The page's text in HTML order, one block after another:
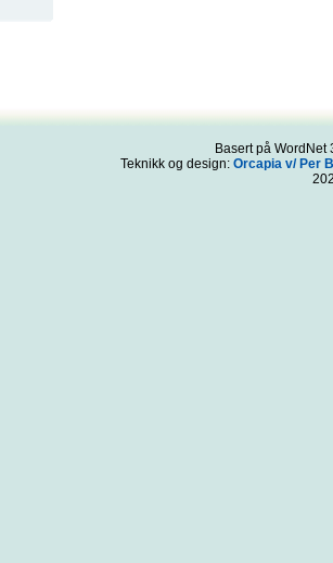
Basert på
Teknikk og design: Orcapia v/ Per